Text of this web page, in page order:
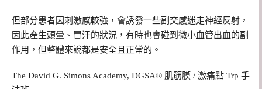
但部分患者因刺激感較強，會誘發一些副交感迷走神經反射，
因此產生頭暈、冒汗的狀況，有時也會碰到微小血管出血的副
作用，但整體來說都是安全且正常的。
The David G. Simons Academy, DGSA® 肌筋膜 / 激痛點 Trp 手